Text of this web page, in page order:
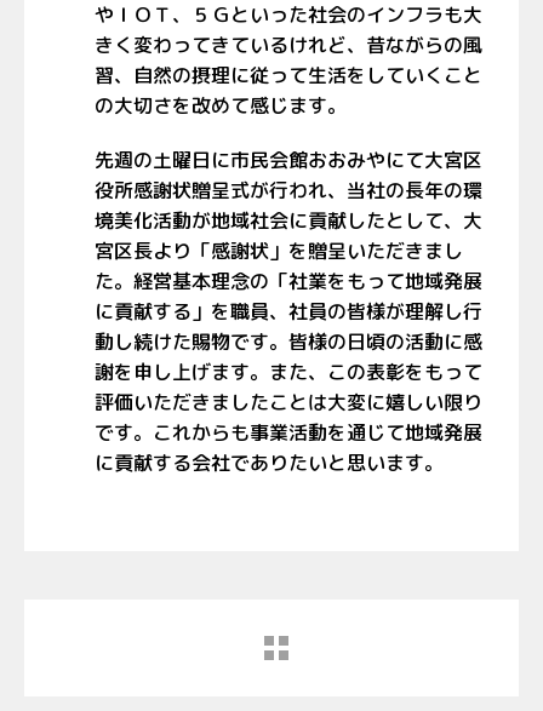
やＩＯＴ、５Ｇといった社会のインフラも大
きく変わってきているけれど、昔ながらの風
習、自然の摂理に従って生活をしていくこと
の大切さを改めて感じます。
先週の土曜日に市民会館おおみやにて大宮区
役所感謝状贈呈式が行われ、当社の長年の環
境美化活動が地域社会に貢献したとして、大
宮区長より「感謝状」を贈呈いただきまし
た。経営基本理念の「社業をもって地域発展
に貢献する」を職員、社員の皆様が理解し行
動し続けた賜物です。皆様の日頃の活動に感
謝を申し上げます。また、この表彰をもって
評価いただきましたことは大変に嬉しい限り
です。これからも事業活動を通じて地域発展
に貢献する会社でありたいと思います。